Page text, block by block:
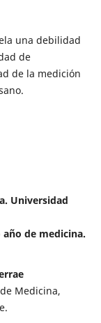
una debilidad
de
de la medición
Universidad
de medicina.
Medicina,